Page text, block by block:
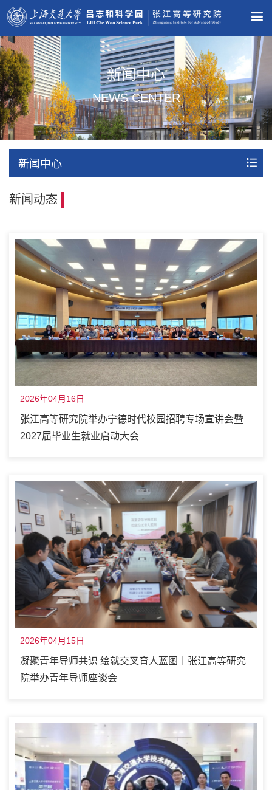
新闻中心
NEWS CENTER
新闻中心
新闻动态
2026年04月16日
张江高等研究院举办宁德时代校园招聘专场宣讲会暨
2027届毕业生就业启动大会
2026年04月15日
凝聚青年导师共识 绘就交叉育人蓝图｜张江高等研究
院举办青年导师座谈会